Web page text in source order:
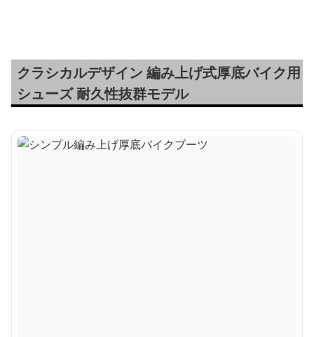
クラシカルデザイン 編み上げ式厚底バイク用
シューズ 耐久性抜群モデル